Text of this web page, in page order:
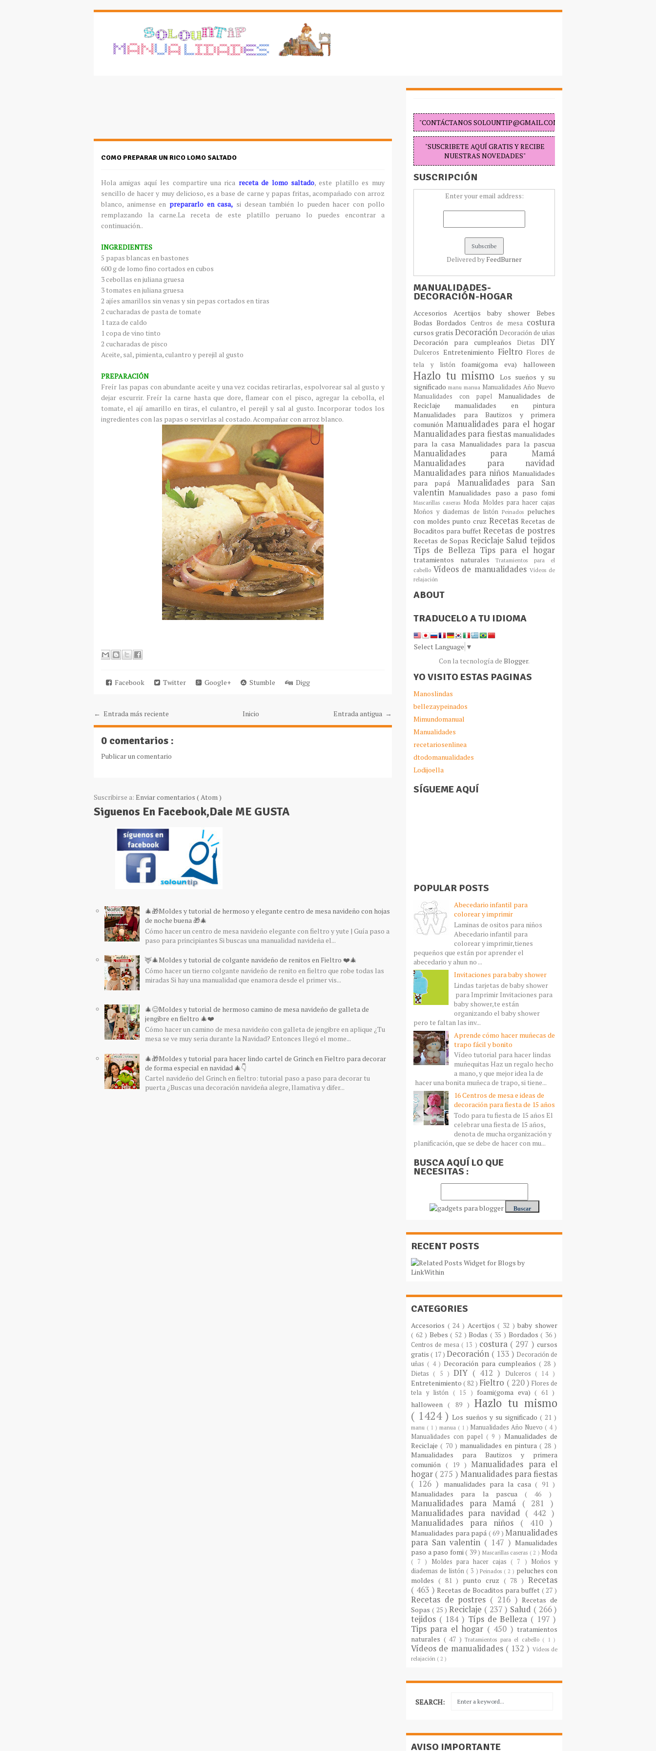
COMO PREPARAR UN RICO LOMO SALTADO
Hola amigas aquí les compartire una rica receta de lomo saltado, este platillo es muy
sencillo de hacer y muy delicioso, es a base de carne y papas fritas, acompañado con arroz
blanco, animense en prepararlo en casa, si desean también lo pueden hacer con pollo
remplazando la carne.La receta de este platillo peruano lo puedes encontrar a
continuación..
INGREDIENTES
5 papas blancas en bastones
600 g de lomo fino cortados en cubos
3 cebollas en juliana gruesa
3 tomates en juliana gruesa
2 ajíes amarillos sin venas y sin pepas cortados en tiras
2 cucharadas de pasta de tomate
1 taza de caldo
1 copa de vino tinto
2 cucharadas de pisco
Aceite, sal, pimienta, culantro y perejil al gusto
PREPARACIÓN
Freír las papas con abundante aceite y una vez cocidas retirarlas, espolvorear sal al gusto y
dejar escurrir. Freír la carne hasta que dore, flamear con el pisco, agregar la cebolla, el
tomate, el ají amarillo en tiras, el culantro, el perejil y sal al gusto. Incorporar todos los
ingredientes con las papas o servirlas al costado. Acompañar con arroz blanco.
Facebook Twitter Google+ Stumble Digg
← Entrada más reciente Entrada antigua →
Inicio
0 comentarios :
Publicar un comentario
Suscribirse a: Enviar comentarios ( Atom )
Siguenos En Facebook,Dale ME GUSTA
🎄🎁Moldes y tutorial de hermoso y elegante centro de mesa navideño con hojas
de noche buena 🎁🎄
Cómo hacer un centro de mesa navideño elegante con fieltro y yute | Guía paso a
paso para principiantes Si buscas una manualidad navideña el...
🦌🎄Moldes y tutorial de colgante navideño de renitos en Fieltro ❤️🎄
Cómo hacer un tierno colgante navideño de renito en fieltro que robe todas las
miradas Si hay una manualidad que enamora desde el primer vis...
🎄😊Moldes y tutorial de hermoso camino de mesa navideño de galleta de
jengibre en fieltro 🎄❤️
Cómo hacer un camino de mesa navideño con galleta de jengibre en aplique ¿Tu
mesa se ve muy seria durante la Navidad? Entonces llegó el mome...
🎄🎁Moldes y tutorial para hacer lindo cartel de Grinch en Fieltro para decorar
de forma especial en navidad 🎄👇
Cartel navideño del Grinch en fieltro: tutorial paso a paso para decorar tu
puerta ¿Buscas una decoración navideña alegre, llamativa y difer...
"CONTÁCTANOS SOLOUNTIP@GMAIL.COM "
"SUSCRIBETE AQUÍ GRATIS Y RECIBE
NUESTRAS NOVEDADES"
SUSCRIPCIÓN
Enter your email address:
Delivered by FeedBurner
MANUALIDADES-
DECORACIÓN-HOGAR
Accesorios Acertijos baby shower Bebes
BodasBordados Centros de mesa costura
cursos gratis Decoración Decoración de uñas
Decoración para cumpleaños Dietas DIY
Dulceros Entretenimiento FieltroFlores de
tela y listón foami(goma eva) halloween
Hazlo tu mismo
Los sueños y su
significado manu manua Manualidades Año Nuevo
Manualidades con papelManualidades de
Reciclaje manualidades en pintura
Manualidades para Bautizos y primera
comuniónManualidades para el hogar
Manualidades para fiestas manualidades
para la casa Manualidades para la pascua
Manualidades para Mamá
Manualidades para navidad
Manualidades para niños Manualidades
para papá Manualidades para San
valentinManualidades paso a paso fomi
Mascarillas caseras Moda Moldes para hacer cajas
Moños y diademas de listónPeinados peluches
con moldes punto cruz RecetasRecetas de
Bocaditos para buffetRecetas de postres
Recetas de Sopas Reciclaje Saludtejidos
Típs de Belleza Tips para el hogar
tratamientos naturales
Tratamientos para el
cabello Vídeos de manualidades Vídeos de
relajación
ABOUT
TRADUCELO A TU IDIOMA
Select Language ▼
Con la tecnología de Blogger.
YO VISITO ESTAS PAGINAS
Manoslindas
bellezaypeinados
Mimundomanual
Manualidades
recetariosenlinea
dtodomanualidades
Lodijoella
SÍGUEME AQUÍ
POPULAR POSTS
Abecedario infantil para
colorear y imprimir
Laminas de ositos para niños
Abecedario infantil para
colorear y imprimir,tienes
pequeños que están por aprender el
abecedario y ahun no ...
Invitaciones para baby shower
Lindas tarjetas de baby shower
para Imprimir Invitaciones para
baby shower,te están
organizando el baby shower
pero te faltan las inv...
Aprende cómo hacer muñecas de
trapo fácil y bonito
Vídeo tutorial para hacer lindas
muñequitas Haz un regalo hecho
a mano, y que mejor idea la de
hacer una bonita muñeca de trapo, si tiene...
16 Centros de mesa e ideas de
decoración para fiesta de 15 años
Todo para tu fiesta de 15 años El
celebrar una fiesta de 15 años,
denota de mucha organización y
planificación, que se debe de hacer con mu...
BUSCA AQUÍ LO QUE
NECESITAS :
RECENT POSTS
CATEGORIES
Accesorios ( 24 ) Acertijos( 32 )baby shower
( 62 ) Bebes( 52 )Bodas ( 35 ) Bordados( 36 )
Centros de mesa ( 13 ) costura ( 297 )cursos
gratis( 17 )Decoración ( 133 ) Decoración de
uñas ( 4 )Decoración para cumpleaños ( 28 )
Dietas ( 5 )DIY ( 412 ) Dulceros ( 14 )
Entretenimiento( 82 ) Fieltro ( 220 ) Flores de
tela y listón ( 15 ) foami(goma eva)( 61 )
halloween( 89 )Hazlo tu mismo
( 1424 ) Los sueños y su significado ( 21 )
manu ( 1 ) manua ( 1 ) Manualidades Año Nuevo ( 4 )
Manualidades con papel ( 9 )Manualidades de
Reciclaje( 70 ) manualidades en pintura( 28 )
Manualidades para Bautizos y primera
comunión ( 19 ) Manualidades para el
hogar ( 275 ) Manualidades para fiestas
( 126 )
manualidades para la casa( 91 )
Manualidades para la pascua( 46 )
Manualidades para Mamá ( 281 )
Manualidades para navidad ( 442 )
Manualidades para niños ( 410 )
Manualidades para papá ( 69 ) Manualidades
para San valentin ( 147 ) Manualidades
paso a paso fomi( 39 ) Mascarillas caseras ( 2 ) Moda
( 7 ) Moldes para hacer cajas ( 7 ) Moños y
diademas de listón ( 3 )Peinados ( 2 ) peluches con
moldes ( 81 ) punto cruz ( 78 )Recetas
( 463 )Recetas de Bocaditos para buffet ( 27 )
Recetas de postres ( 216 )Recetas de
Sopas ( 25 ) Reciclaje ( 237 ) Salud ( 266 )
tejidos ( 184 ) Típs de Belleza ( 197 )
Tips para el hogar ( 450 )tratamientos
naturales ( 47 )Tratamientos para el cabello ( 1 )
Vídeos de manualidades ( 132 ) Vídeos de
relajación ( 2 )
SEARCH:
AVISO IMPORTANTE